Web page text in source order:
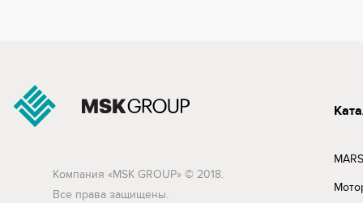
Компания «MSK GROUP» © 2018.
Все права защищены.